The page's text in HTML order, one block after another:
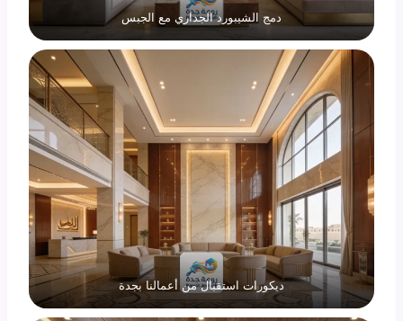
دمج الشيبورد الجداري مع الجبس
ديكورات استقبال من أعمالنا بجدة